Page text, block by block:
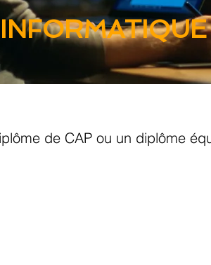
de CAP ou un diplôme